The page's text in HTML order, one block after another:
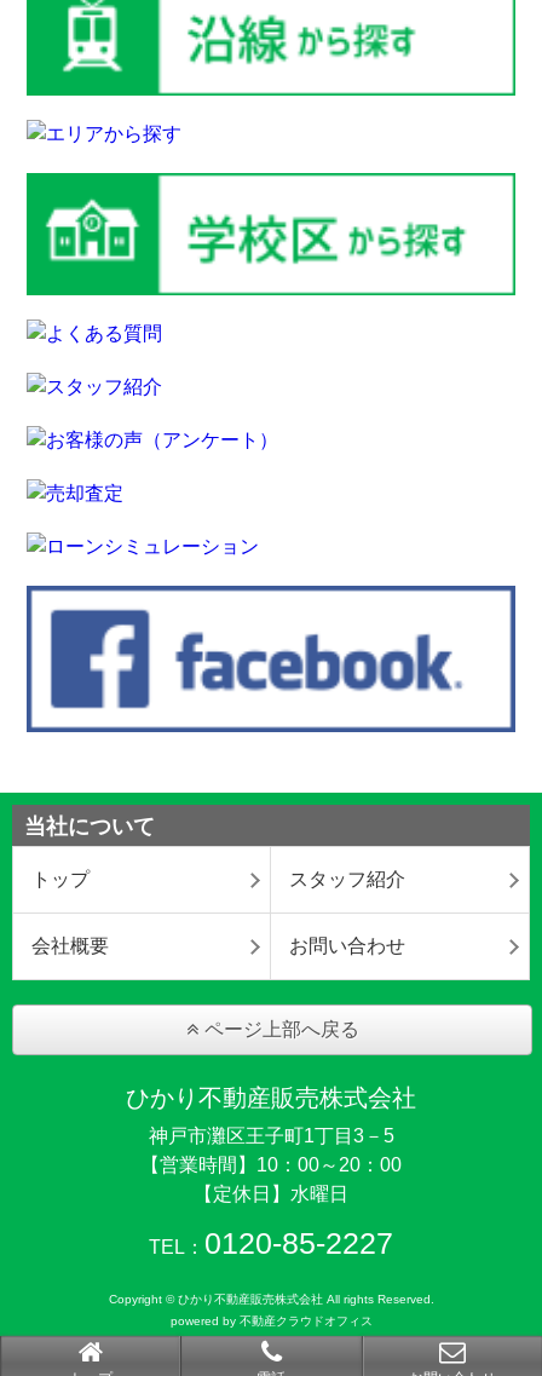
当社について
トップ スタッフ紹介
会社概要 お問い合わせ
ページ上部へ戻る
ひかり不動産販売株式会社
神戸市灘区王子町1丁目3－5
【営業時間】10：00～20：00
【定休日】水曜日
TEL： 0120-85-2227
Copyright © ひかり不動産販売株式会社 All rights Reserved.
powered by 不動産クラウドオフィス